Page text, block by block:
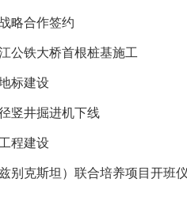
略合作签约
公铁大桥首根桩基施工
标建设
竖井掘进机下线
程建设
别克斯坦）联合培养项目开班